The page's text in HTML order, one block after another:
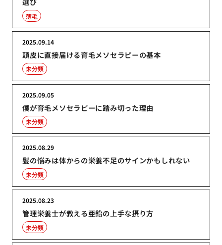
薄毛
頭皮に直接届ける育毛メソセラピーの基本
2025.09.14
未分類
僕が育毛メソセラピーに踏み切った理由
2025.09.05
未分類
髪の悩みは体からの栄養不足のサインかもしれない
2025.08.29
未分類
管理栄養士が教える亜鉛の上手な摂り方
2025.08.23
未分類